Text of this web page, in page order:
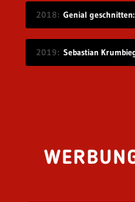
2018 Genial
2019